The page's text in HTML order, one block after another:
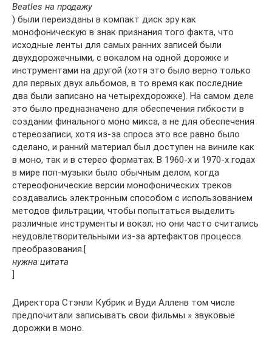
Beatles на продажу
) были переизданы в компакт диск эру как
монофоническую в знак признания того факта, что
исходные ленты для самых ранних записей были
двухдорожечными, с вокалом на одной дорожке и
инструментами на другой (хотя это было верно только
для первых двух альбомов, в то время как последние
два были записано на четырехдорожке). На самом деле
это было предназначено для обеспечения гибкости в
создании финального моно микса, а не для обеспечения
стереозаписи, хотя из-за спроса это все равно было
сделано, и ранний материал был доступен на виниле как
в моно, так и в стерео форматах. В 1960-х и 1970-х годах
в мире поп-музыки было обычным делом, когда
стереофонические версии монофонических треков
создавались электронным способом с использованием
методов фильтрации, чтобы попытаться выделить
различные инструменты и вокал; но они часто считались
неудовлетворительными из-за артефактов процесса
преобразования.[
нужна цитата
]
Директора Стэнли Кубрик и Вуди Алленв том числе
предпочитали записывать свои фильмы » звуковые
дорожки в моно.